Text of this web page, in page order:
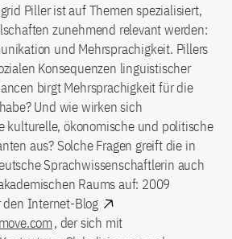
Piller ist auf Themen spezialisiert,
zunehmend relevant werden:
und Mehrsprachigkeit. Pillers
Konsequenzen linguistischer
birgt Mehrsprachigkeit für die
Und wie wirken sich
kulturelle, ökonomische und politische
aus? Solche Fragen greift die in
Sprachwissenschaftlerin auch
Raums auf: 2009
Internet-Blog
, der sich mit